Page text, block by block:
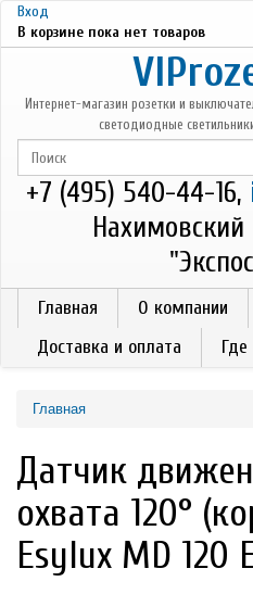
Перейти к основному содержанию
Вход
В корзине пока нет товаров
Интернет-магазин розетки и
светодиодные
+7 (495) 540-44-16,
Нахимовский
Главная О компании
Доставка и оплата
Где
Главная
Датчик
охвата 120°
Esylux MD 120